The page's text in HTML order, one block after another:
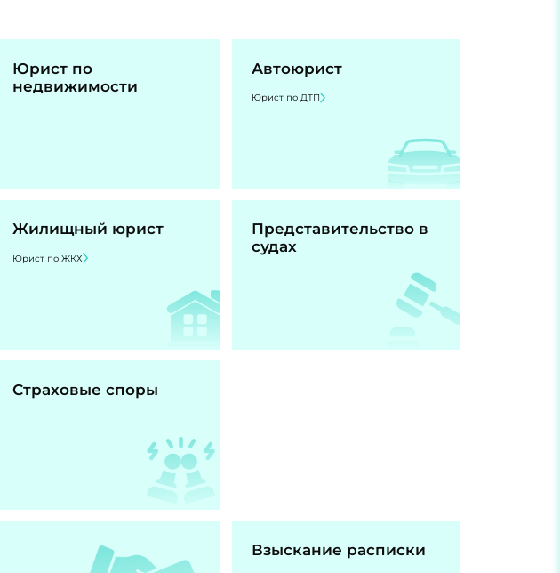
Юрист по
недвижимости
Автоюрист
Юрист по ДТП
Жилищный юрист
Юрист по ЖКХ
Представительство в
судах
Страховые споры
Взыскание расписки